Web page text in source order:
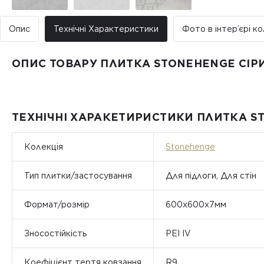
Опис Технічні Характеристики Фото в інтер’єрі
ОПИС ТОВАРУ ПЛИТКА STONEHENGE
ТЕХНІЧНІ ХАРАКЕТИРИСТИКИ ПЛИТКА
Колекція Stonehenge
Тип плитки/застосування Для підлоги, Для стін
Формат/розмір 600х600х7мм
Зносостійкість PEI IV